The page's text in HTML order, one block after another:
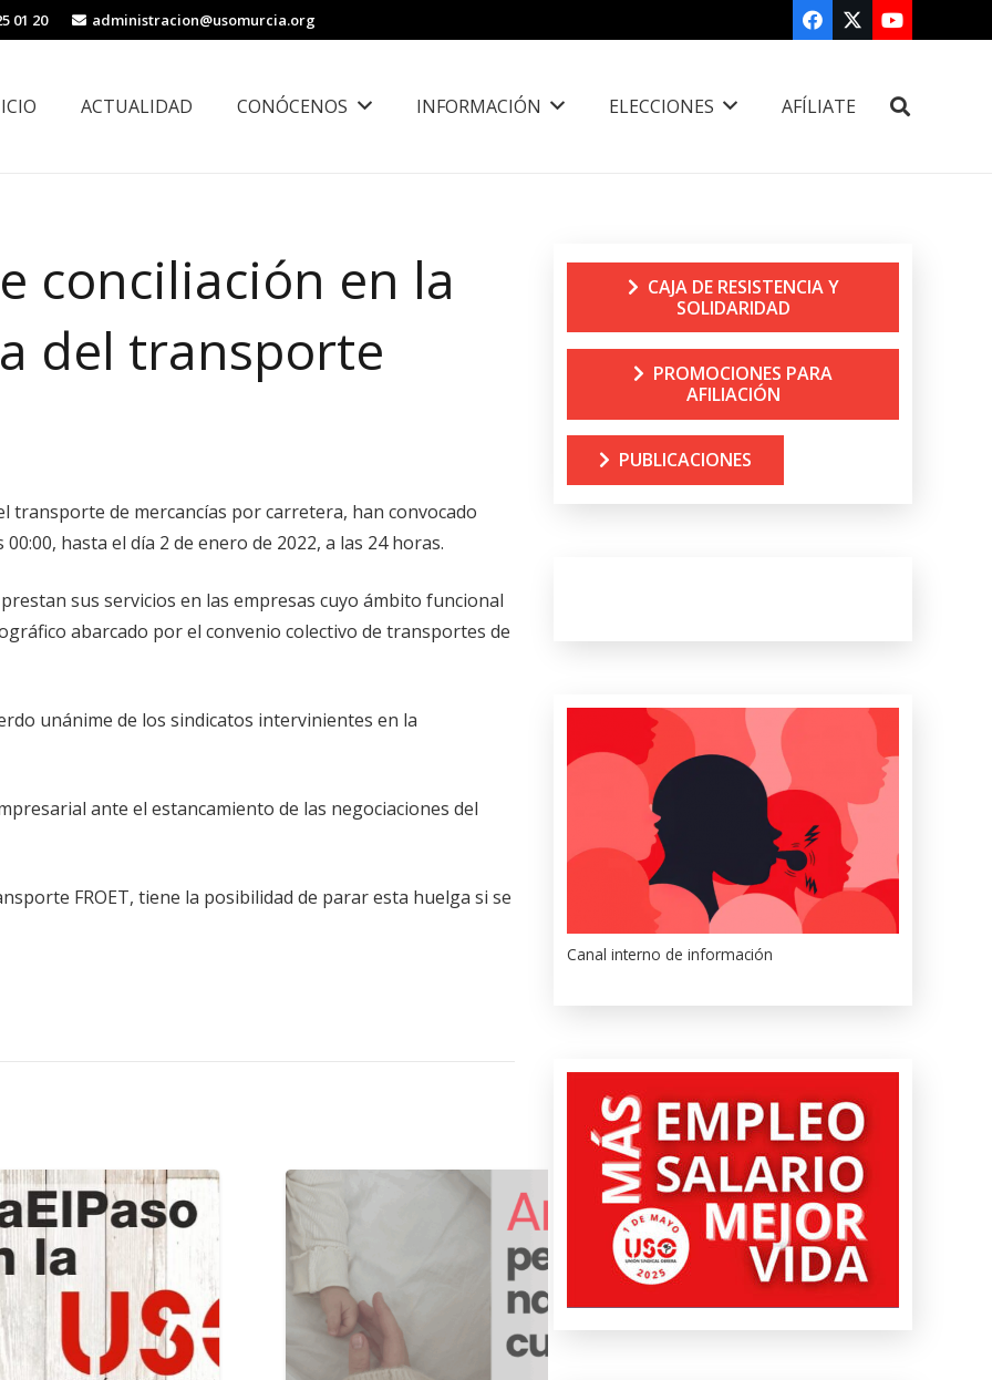
01 20 administracion@usomurcia.org
ACTUALIDAD CONÓCENOS INFORMACIÓN ELECCIONES AFÍLIATE
conciliación en la
del transporte
transporte de mercancías por carretera, han convocado
hasta el día 2 de enero de 2022, a las 24 horas.
sus servicios en las empresas cuyo ámbito funcional
abarcado por el convenio colectivo de transportes de
unánime de los sindicatos intervinientes en la
ante el estancamiento de las negociaciones del
FROET, tiene la posibilidad de parar esta huelga si se
CAJA DE RESISTENCIA Y
SOLIDARIDAD
PROMOCIONES PARA
AFILIACIÓN
PUBLICACIONES
Canal interno de información